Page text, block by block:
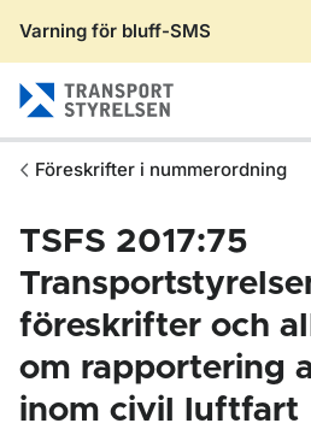
Varning för bluff-SMS
Föreskrifter i nummerordning
TSFS 2017:75
föreskrifter och
om rapportering
inom civil luftfart